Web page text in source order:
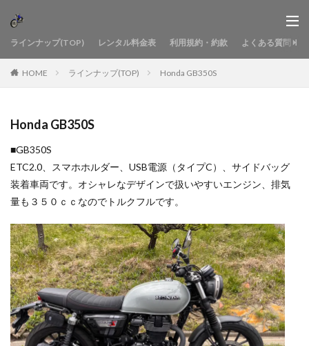
ラインナップ(TOP) レンタル料金表 利用規約・約款 よくある質問
HOME ラインナップ(TOP) Honda GB350S
Honda GB350S
■GB350S
ETC2.0、スマホホルダー、USB電源（タイプC）、サイドバッグ
装着車両です。オシャレなデザインで扱いやすいエンジン、排気
量も３５０ｃｃなのでトルクフルです。